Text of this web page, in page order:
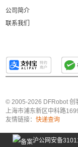
公司简介
联系我们
© 2005-2026 DFRobot 创
上海市浦东新区中科路
友情链接： 快递查询
沪公网安备